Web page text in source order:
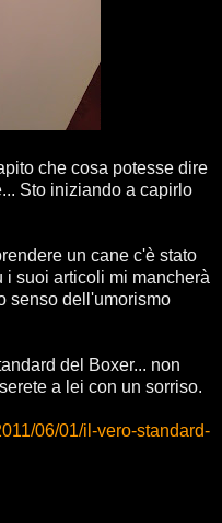
che cosa potesse dire
Sto iniziando a capirlo
un cane c'è stato
i suoi articoli mi mancherà
senso dell'umorismo
del Boxer... non
a lei con un sorriso.
06/01/il-vero-standard-